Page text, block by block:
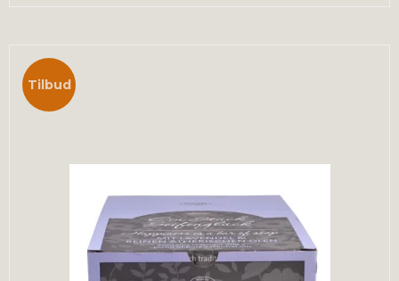
Tilbud